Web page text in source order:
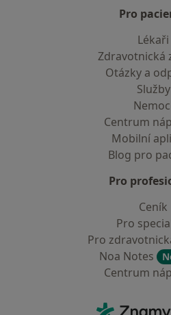
Pro
Lékaři
Zdravotnická
Otázky a
Služby
Centrum
Mobilní
Blog pro
Pro
Ceník
Pro
Pro
Noa Notes
Centrum